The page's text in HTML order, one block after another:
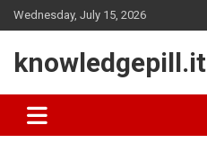
Skip
to
Wednesday, July 15, 2026
knowledgepill.it